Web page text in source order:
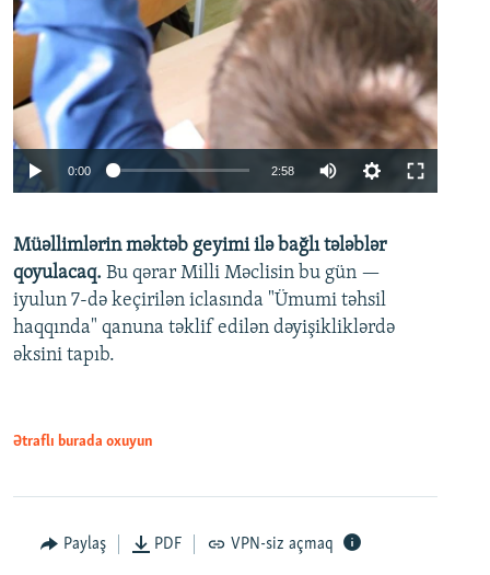
Auto 240p 360p 480p
0:00 2:58
360p
480p
720p
Müəllimlərin məktəb geyimi ilə bağlı tələblər
qoyulacaq. Bu qərar Milli Məclisin bu gün —
iyulun 7-də keçirilən iclasında "Ümumi təhsil
haqqında" qanuna təklif edilən dəyişikliklərdə
əksini tapıb.
Ətraflı burada oxuyun
Paylaş PDF VPN-siz açmaq